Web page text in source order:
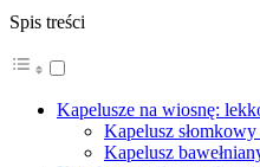
Spis treści
Kapelusze na wiosnę:
Kapelusz
Kapelusz